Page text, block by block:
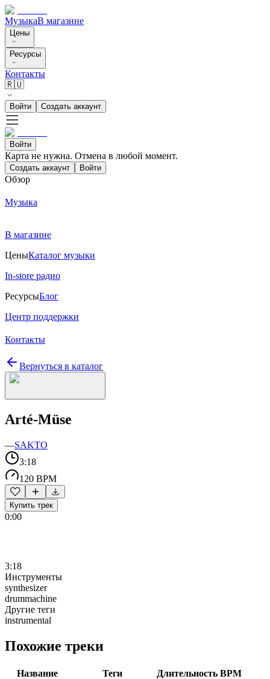
МузыкаВ магазине
Цены
Ресурсы
Контакты
🇷🇺
Войти Создать аккаунт
Войти
Карта не нужна. Отмена в любой момент.
Создать аккаунт Войти
Обзор
Музыка
В магазине
ЦеныКаталог музыки
In-store радио
РесурсыБлог
Центр поддержки
Контакты
Вернуться в каталог
Arté-Müse
—SAKTO
3:18
120 BPM
Купить трек
0:00
3:18
Инструменты
synthesizer
drummachine
Другие теги
instrumental
Похожие треки
Название Теги Длительность BPM